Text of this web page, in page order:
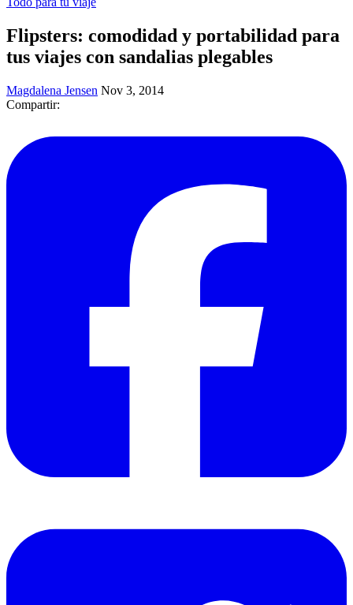
Flipsters: comodidad y portabilidad para
tus viajes con sandalias plegables
Magdalena Jensen Nov 3, 2014
Compartir: